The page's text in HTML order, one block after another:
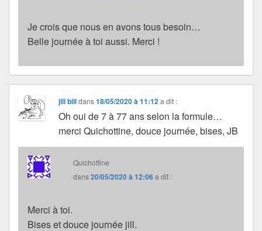
Je crois que nous en avons tous besoin…
Belle journée à toi aussi. Merci !
jill billdans18/05/2020 à 11:12 a dit :
Oh oui de 7 à 77 ans selon la formule…
merci Quichottine, douce journée, bises, JB
Quichottine
dans20/05/2020 à 12:06a dit :
Merci à toi.
Bises et douce journée jill.